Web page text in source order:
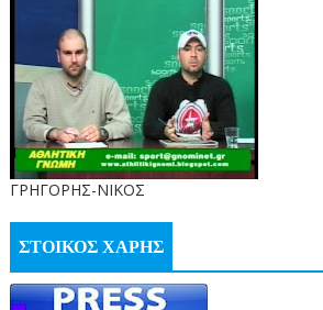
ΓΡΗΓΟΡΗΣ-ΝΙΚΟΣ
ΣΤΟΙΚΟΣ ΧΑΡΗΣ